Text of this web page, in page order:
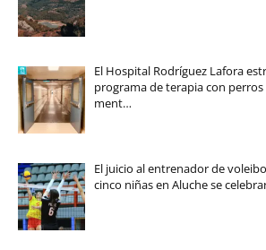
El Hospital Rodríguez Lafora
programa de terapia con
ment…
El juicio al entrenador de
cinco niñas en Aluche se